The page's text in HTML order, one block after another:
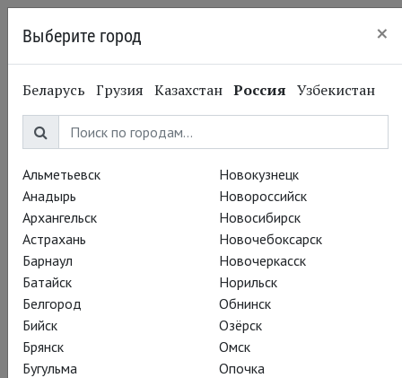
Выберите город ×
Беларусь Грузия Казахстан Россия Узбекистан
Альметьевск
Анадырь
Архангельск
Астрахань
Барнаул
Батайск
Белгород
Бийск
Брянск
Бугульма
Новокузнецк
Новороссийск
Новосибирск
Новочебоксарск
Новочеркасск
Норильск
Обнинск
Озёрск
Омск
Опочка